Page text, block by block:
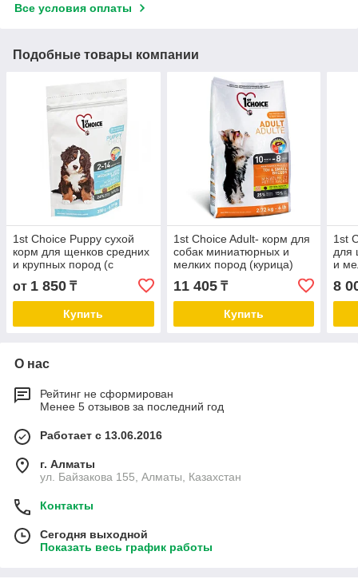
Все условия оплаты
Подобные товары компании
1st Choice Puppy сухой
корм для щенков средних
и крупных пород (с
от 1 850 ₸
Купить
1st Choice Adult- корм для
собак миниатюрных и
мелких пород (курица)
11 405₸
Купить
1st
для
и
8
О нас
Рейтинг не сформирован
Менее 5 отзывов за последний год
Работает с 13.06.2016
г. Алматы
ул. Байзакова 155, Алматы, Казахстан
Контакты
Сегодня выходной
Показать весь график работы